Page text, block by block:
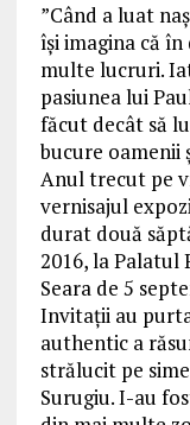
”Când a luat
își imagina că
multe lucruri.
pasiunea lui
făcut decât să
bucure oamenii
Anul trecut pe
vernisajul
durat două
2016, la Palatul
Seara de 5
Invitații au
authentic a
strălucit pe
Surugiu. I-au